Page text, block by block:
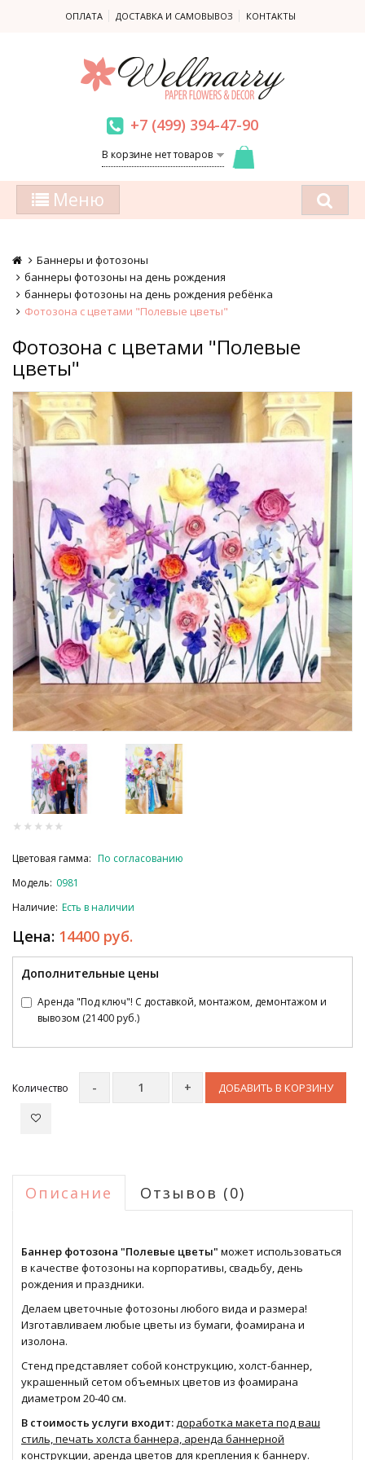
ОПЛАТА ДОСТАВКА И САМОВЫВОЗ КОНТАКТЫ
+7 (499) 394-47-90
В корзине нет товаров
Меню
Баннеры и фотозоны
баннеры фотозоны на день рождения
баннеры фотозоны на день рождения ребёнка
Фотозона с цветами "Полевые цветы"
Фотозона с цветами "Полевые
цветы"
Цветовая гамма: По согласованию
Модель: 0981
Наличие: Есть в наличии
Цена: 14400 руб.
Дополнительные цены
Аренда "Под ключ"! С доставкой, монтажом, демонтажом и
вывозом (21400 руб.)
Количество ДОБАВИТЬ В КОРЗИНУ
Описание Отзывов (0)
Баннер фотозона "Полевые цветы" может использоваться
в качестве фотозоны на корпоративы, свадьбу, день
рождения и праздники.
Делаем цветочные фотозоны любого вида и размера!
Изготавливаем любые цветы из бумаги, фоамирана и
изолона.
Стенд представляет собой конструкцию, холст-баннер,
украшенный сетом объемных цветов из фоамирана
диаметром 20-40 см.
В стоимость услуги входит:доработка макета под ваш
стиль, печать холста баннера, аренда баннерной
конструкции, аренда цветов для крепления к баннеру.